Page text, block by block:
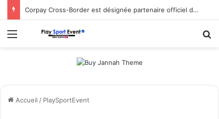
Corpay Cross-Border est désignée partenaire officiel de change d’Ultimate Sevens
Menu
Accueil / PlaySportEvent